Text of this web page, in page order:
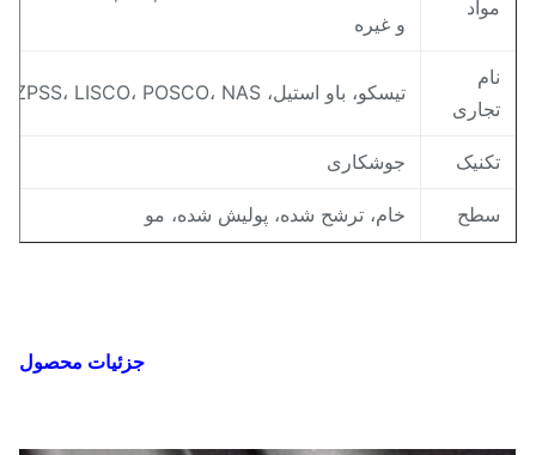
و غیره
تيسکو، باو استيل، ZPSS، LISCO، POSCO، NAS
جوشکاری
خام، ترشح شده، پوليش شده، مو
جزئیات محصول